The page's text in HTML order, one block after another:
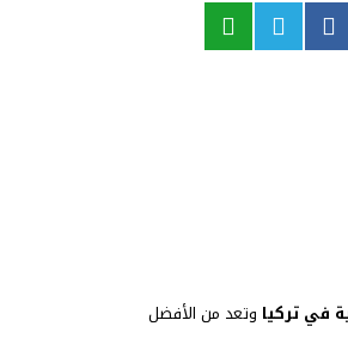
في تركيا وتعد من الأفضل